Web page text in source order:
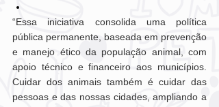
“Essa iniciativa consolida uma política
pública permanente, baseada em prevenção
e manejo ético da população animal, com
apoio técnico e financeiro aos municípios.
Cuidar dos animais também é cuidar das
pessoas e das nossas cidades, ampliando a